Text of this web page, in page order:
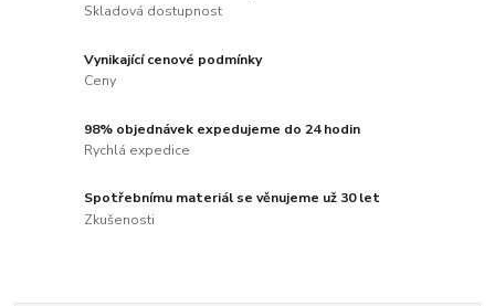
Skladová dostupnost
Vynikající cenové podmínky
Ceny
98% objednávek expedujeme do 24 hodin
Rychlá expedice
Spotřebnímu materiál se věnujeme už 30 let
Zkušenosti